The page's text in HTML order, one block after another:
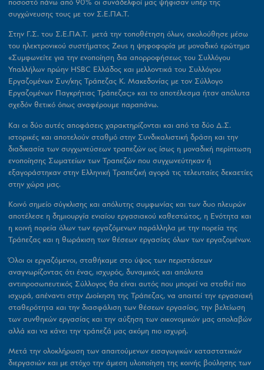
συγχώνευσης τους με τον Σ.Ε.ΠΑ.Τ.
Στην Γ.Σ. του Σ.Ε.ΠΑ.Τ. μετά την τοποθέτηση όλων, ακολούθησε μέσω
του ηλεκτρονικού συστήματος Ζeus η ψηφοφορία με μοναδικό ερώτημα
«Συμφωνείτε για την ενοποίηση δια απορροφήσεως του Συλλόγου
Υπαλλήλων πρώην HSBC Ελλάδος και μελλοντικά του Συλλόγου
Εργαζομένων Συν/κης Τράπεζας Κ. Μακεδονίας με τον Σύλλογο
Εργαζομένων Παγκρήτιας Τράπεζας;» και το αποτέλεσμα ήταν απόλυτα
σχεδόν θετικό όπως αναφέρουμε παραπάνω.
Και οι δύο αυτές αποφάσεις χαρακτηρίζονται και από τα δύο Δ.Σ.
ιστορικές και αποτελούν σταθμό στην Συνδικαλιστική δράση και την
διαδικασία των συγχωνεύσεων τραπεζών ως ίσως η μοναδική περίπτωση
ενοποίησης Σωματείων των Τραπεζών που συγχωνεύτηκαν ή
εξαγοράστηκαν στην Ελληνική Τραπεζική αγορά τις τελευταίες δεκαετίες
στην χώρα μας.
Κοινό σημείο σύγκλισης και απόλυτης συμφωνίας και των δυο πλευρών
αποτέλεσε η δημιουργία ενιαίου εργασιακού καθεστώτος, η Ενότητα και
η κοινή πορεία όλων των εργαζόμενων παράλληλα με την πορεία της
Τράπεζας και η θωράκιση των θέσεων εργασίας όλων των εργαζομένων.
Όλοι οι εργαζόμενοι, σταθήκαμε στο ύψος των περιστάσεων
αναγνωρίζοντας ότι ένας, ισχυρός, δυναμικός και απόλυτα
αντιπροσωπευτικός Σύλλογος θα είναι αυτός που μπορεί να σταθεί πιο
ισχυρά, απέναντι στην Διοίκηση της Τράπεζας, να απαιτεί την εργασιακή
σταθερότητα και την διασφάλιση των θέσεων εργασίας, την βελτίωση
των συνθηκών εργασίας και την αύξηση των οικονομικών μας απολαβών
αλλά και να κάνει την τράπεζά μας ακόμη πιο ισχυρή.
Μετά την ολοκλήρωση των απαιτούμενων εισαγωγικών καταστατικών
διεργασιών και με στόχο την άμεση υλοποίηση της κοινής βούλησης των